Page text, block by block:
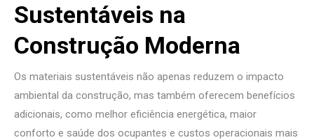
Sustentáveis na
Construção Moderna
Os materiais sustentáveis não apenas reduzem o impacto
ambiental da construção, mas também oferecem benefícios
adicionais, como melhor eficiência energética, maior
conforto e saúde dos ocupantes e custos operacionais mais